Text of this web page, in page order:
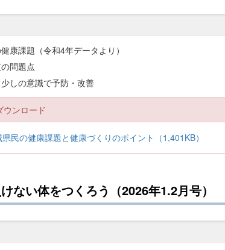
康課題（令和4年データより）
問題点
しの意識で予防・改善
ダウンロード
民の健康課題と健康づくりのポイント（1,401KB）
ない体をつくろう（2026年1.2月号）